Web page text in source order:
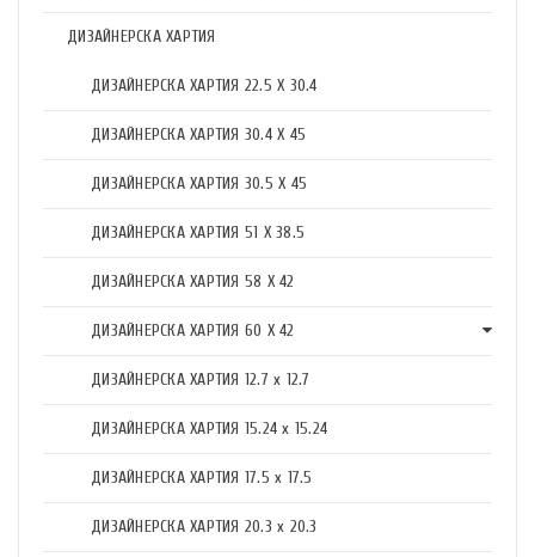
ДИЗАЙНЕРСКА ХАРТИЯ
ДИЗАЙНЕРСКА ХАРТИЯ 22.5 X 30.4
ДИЗАЙНЕРСКА ХАРТИЯ 30.4 X 45
ДИЗАЙНЕРСКА ХАРТИЯ 30.5 X 45
ДИЗАЙНЕРСКА ХАРТИЯ 51 X 38.5
ДИЗАЙНЕРСКА ХАРТИЯ 58 X 42
ДИЗАЙНЕРСКА ХАРТИЯ 60 X 42
ДИЗАЙНЕРСКА ХАРТИЯ 12.7 x 12.7
ДИЗАЙНЕРСКА ХАРТИЯ 15.24 x 15.24
ДИЗАЙНЕРСКА ХАРТИЯ 17.5 х 17.5
ДИЗАЙНЕРСКА ХАРТИЯ 20.3 х 20.3